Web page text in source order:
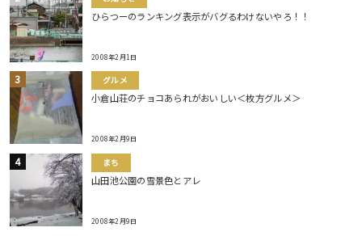
ひらつーのランキング表示がバグるわけないやろ！！
2008年2月1日
グルメ
小倉山荘のチョコあられがおいしい＜枚方グルメ＞
2008年2月9日
まち
山田池公園の雪景色とアレ
2008年2月9日